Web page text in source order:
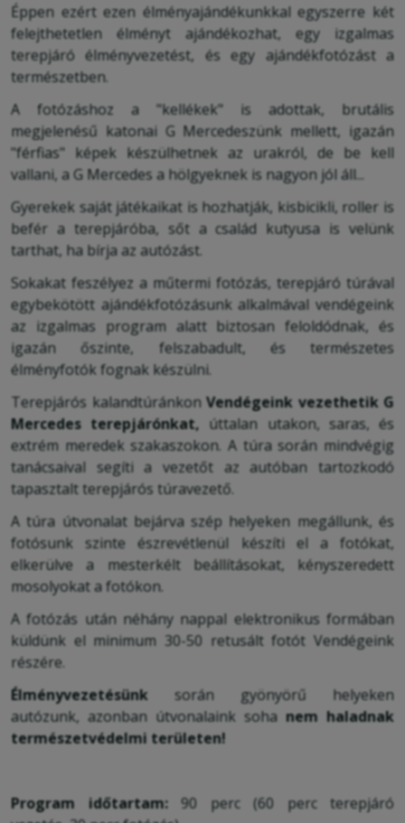
Éppen ezért ezen élményajándékunkkal egyszerre két
felejthetetlen élményt ajándékozhat, egy izgalmas
terepjáró élményvezetést, és egy ajándékfotózást a
természetben.
A fotózáshoz a "kellékek" is adottak, brutális
megjelenésű katonai G Mercedeszünk mellett, igazán
"férfias" képek készülhetnek az urakról, de be kell
vallani, a G Mercedes a hölgyeknek is nagyon jól áll...
Gyerekek saját játékaikat is hozhatják, kisbicikli, roller is
befér a terepjáróba, sőt a család kutyusa is velünk
tarthat, ha bírja az autózást.
Sokakat feszélyez a műtermi fotózás, terepjáró túrával
egybekötött ajándékfotózásunk alkalmával vendégeink
az izgalmas program alatt biztosan feloldódnak, és
igazán őszinte, felszabadult, és természetes
élményfotók fognak készülni.
Terepjárós kalandtúránkon Vendégeink vezethetik G
Mercedes terepjárónkat, úttalan utakon, saras, és
extrém meredek szakaszokon. A túra során mindvégig
tanácsaival segíti a vezetőt az autóban tartozkodó
tapasztalt terepjárós túravezető.
A túra útvonalat bejárva szép helyeken megállunk, és
fotósunk szinte észrevétlenül készíti el a fotókat,
elkerülve a mesterkélt beállításokat, kényszeredett
mosolyokat a fotókon.
A fotózás után néhány nappal elektronikus formában
küldünk el minimum 30-50 retusált fotót Vendégeink
részére.
Élményvezetésünk során gyönyörű helyeken
autózunk, azonban útvonalaink soha nem haladnak
természetvédelmi területen!
Program időtartam:90 perc (60 perc terepjáró